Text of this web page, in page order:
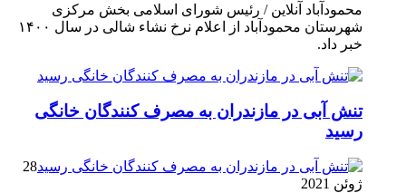
محمودآباد آنلاین / رئیس شورای اسلامی بخش مرکزی
شهرستان محمودآباد از اعلام نرخ نشاء شالی در سال ۱۴۰۰
خبر داد.
تنش آبی در مازندران به مصرف كنندگان خانگی
رسيد
28
ژوئن 2021